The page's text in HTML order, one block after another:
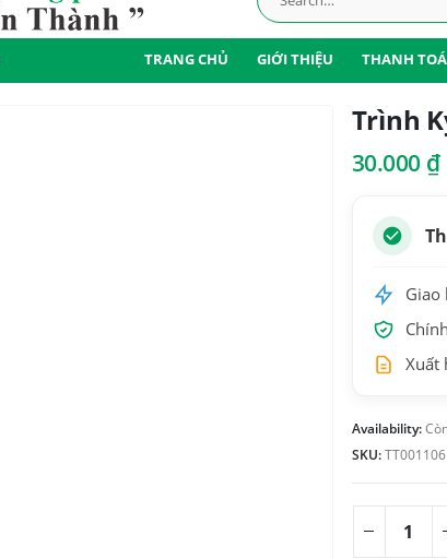
TRANG CHỦ GIỚI THIỆU THANH
Trình
30.000 ₫
Giao
Xuất
Availability:
SKU:TT001106